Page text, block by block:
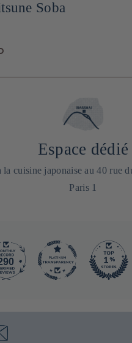
Soba
Espace dédié
la cuisine japonaise au 40 rue
Paris 1